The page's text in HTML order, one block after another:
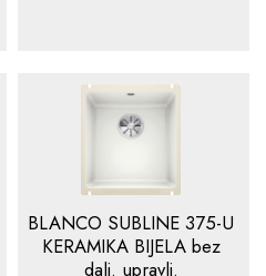
BLANCO SUBLINE 375-U
KERAMIKA BIJELA bez
dalj. upravlj.